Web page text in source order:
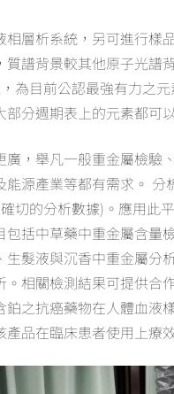
相層析系統，另可進行樣
質譜背景較其他原子光譜
為目前公認最強有力之
部分週期表上的元素都可
廣，舉凡一般重金屬檢驗
能源產業等都有需求。
切的分析數據)。應用此
包括中草藥中重金屬含量
生髮液與沉香中重金屬分
。相關檢測結果可提供合
鉑之抗癌藥物在人體血液
產品在臨床患者使用上療